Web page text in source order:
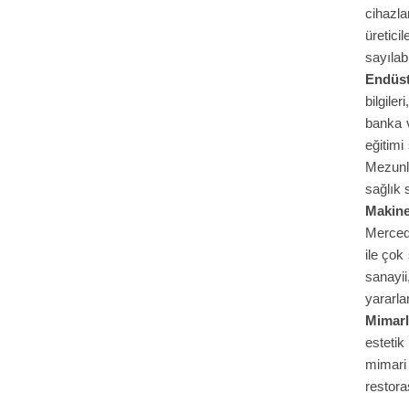
banka
eğitimi
sağlık
ile çok
estetik